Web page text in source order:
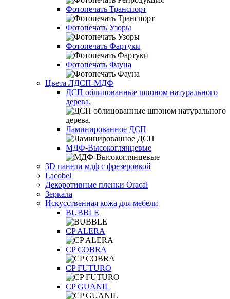
Фотопечать Транспорт
Фотопечать Узоры
Фотопечать Фартуки
Фотопечать Фауна
Цвета ЛДСП-МДФ
ДСП облицованные шпоном натурального
дерева.
Ламинированное ДСП
МДФ-Высокоглянцевые
3D панели мдф с фрезеровкой
Lacobel
Декоротивные пленки Oracal
Зеркала
Искусственная кожа для мебели
BUBBLE
CP ALERA
CP COBRA
CP FUTURO
CP GUANIL